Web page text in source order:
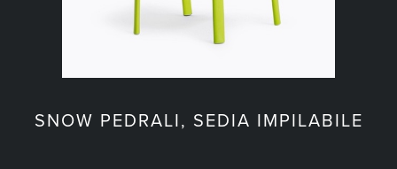
SNOW PEDRALI, SEDIA IMPILABILE